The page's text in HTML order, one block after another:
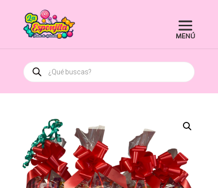
Búsqueda
de
productos